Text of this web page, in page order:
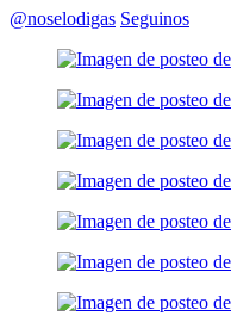
@noselodigas Seguinos